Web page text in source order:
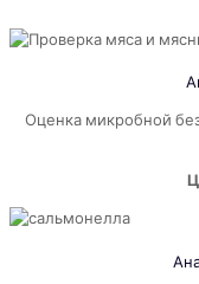
Оценка микробной